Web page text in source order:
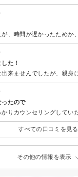
た！
ったので
すべての口コミを見る
その他の情報を表示